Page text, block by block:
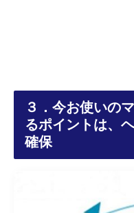
３．今お使いの
るポイントは、
確保